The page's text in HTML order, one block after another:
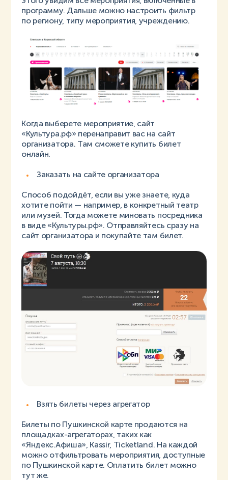
программу. Дальше можно настроить фильтр
по региону, типу мероприятия, учреждению.
Когда выберете мероприятие, сайт
«Культура.рф» перенаправит вас на сайт
организатора. Там сможете купить билет
онлайн.
Заказать на сайте организатора
Способ подойдёт, если вы уже знаете, куда
хотите пойти — например, в конкретный театр
или музей. Тогда можете миновать посредника
в виде «Культуры.рф». Отправляйтесь сразу на
сайт организатора и покупайте там билет.
Взять билеты через агрегатор
Билеты по Пушкинской карте продаются на
площадках-агрегаторах, таких как
«Яндекс.Афиша», Kassir, Ticketland. На каждой
можно отфильтровать мероприятия, доступные
по Пушкинской карте. Оплатить билет можно
тут же.